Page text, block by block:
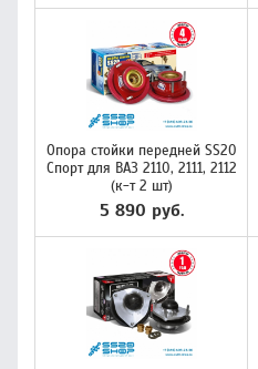
Опора стойки передней SS20
Спорт для ВАЗ 2110, 2111, 2112
(к-т 2 шт)
5 890 руб.